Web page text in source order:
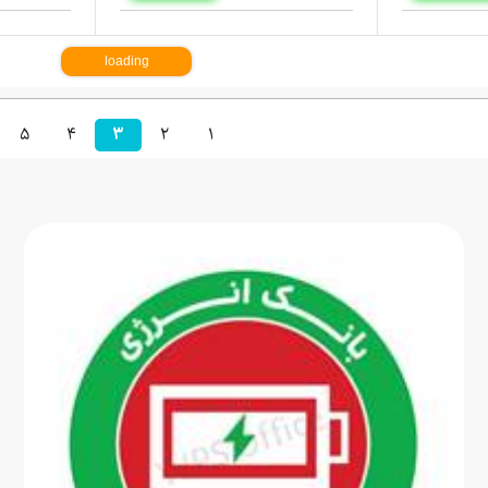
تومان
ماژول شارژ یک و دو سل باتری لیتیوم
TP5100
ماژول شارژ یک و دو سل باتری لیتیوم TP5100
115,000تومان
اتمام موجودی
اتمام موجودی اتمام موجودی